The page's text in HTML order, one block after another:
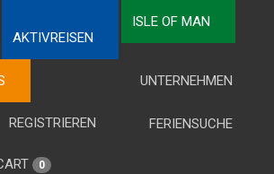
AKTIVREISEN
ISLE OF MAN
UNTERNEHMEN
FERIENSUCHE
REGISTRIEREN
0